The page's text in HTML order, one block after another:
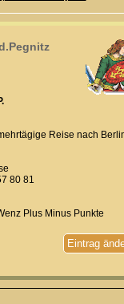
Reise nach
80 81
Plus Minus Punkte
Eintrag